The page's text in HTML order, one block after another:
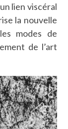
lien viscéral
la nouvelle
modes de
de l’art